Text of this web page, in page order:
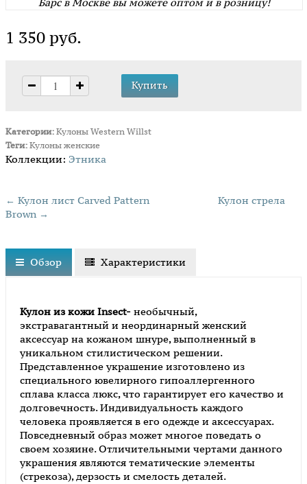
1 350 руб.
Категории: Кулоны Western Willst
Теги: Кулоны женские
Коллекции: Этника
← Кулон лист Carved Pattern
Кулон стрела
Brown →
Обзор Характеристики
Кулон из кожи Insect- необычный,
экстравагантный и неординарный женский
аксессуар на кожаном шнуре, выполненный в
уникальном стилистическом решении.
Представленное украшение изготовлено из
специального ювелирного гипоаллергенного
сплава класса люкс, что гарантирует его качество и
долговечность. Индивидуальность каждого
человека проявляется в его одежде и аксессуарах.
Повседневный образ может многое поведать о
своем хозяине. Отличительными чертами данного
украшения являются тематические элементы
(стрекоза), дерзость и смелость деталей.